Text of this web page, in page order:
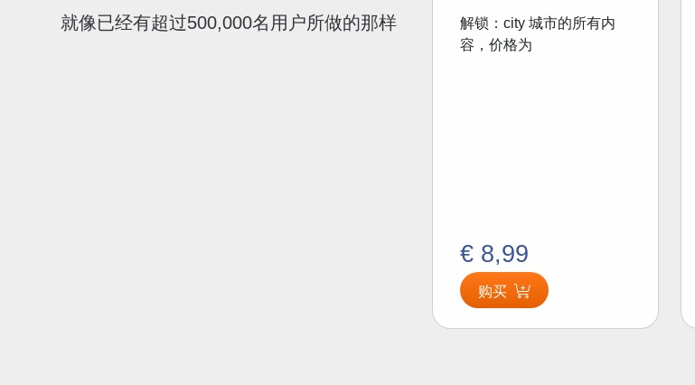
就像已经有超过500,000名用户所做的那样
解锁：city 城市的所有内
容，价格为
€ 8,99
购买